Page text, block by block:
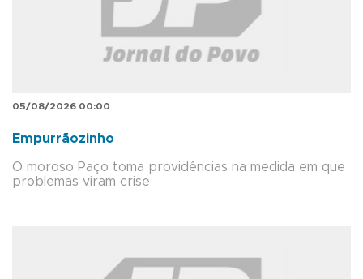
05/08/2026 00:00
Empurrãozinho
O moroso Paço toma providências na medida em que
problemas viram crise